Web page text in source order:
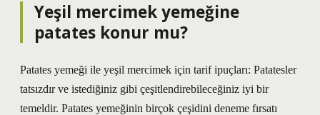
Yeşil mercimek yemeğine
patates konur mu?
Patates yemeği ile yeşil mercimek için tarif ipuçları: Patatesler
tatsızdır ve istediğiniz gibi çeşitlendirebileceğiniz iyi bir
temeldir. Patates yemeğinin birçok çeşidini deneme fırsatı